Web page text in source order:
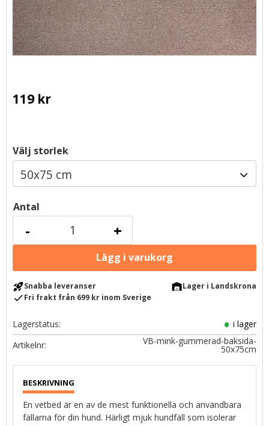
119kr
Välj storlek
Antal
+
-
rocket_launchSnabba leveranser warehouseLager i Landskrona
checkFri frakt från 699 kr inom Sverige
Lagerstatus
i lager
Artikelnr
VB-mink-gummerad-baksida-
50x75cm
En vetbed är en av de mest funktionella och användbara
fällarna för din hund. Härligt mjuk hundfäll som isolerar